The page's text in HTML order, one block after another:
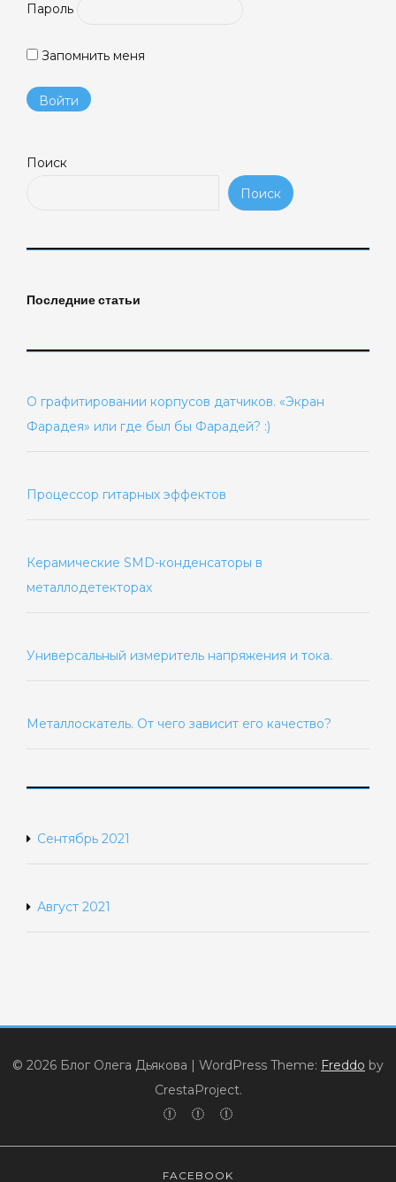
Пароль
Запомнить меня
Поиск
Поиск
Последние статьи
О графитировании корпусов датчиков. «Экран
Фарадея» или где был бы Фарадей? :)
Процессор гитарных эффектов
Керамические SMD-конденсаторы в
металлодетекторах
Универсальный измеритель напряжения и тока.
Металлоскатель. От чего зависит его качество?
Сентябрь 2021
Август 2021
© 2026 Блог Олега Дьякова | WordPress Theme: Freddo by
CrestaProject.
FACEBOOK